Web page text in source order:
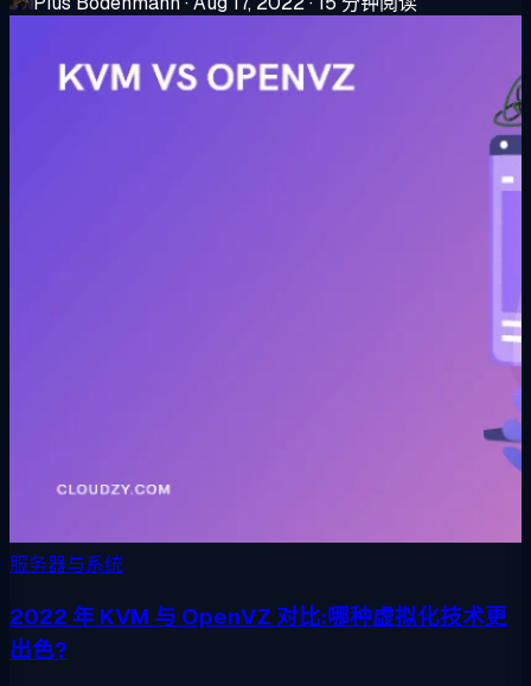
服务器与系统
2022 年 KVM 与 OpenVZ 对比:哪种虚拟化技术更
出色?